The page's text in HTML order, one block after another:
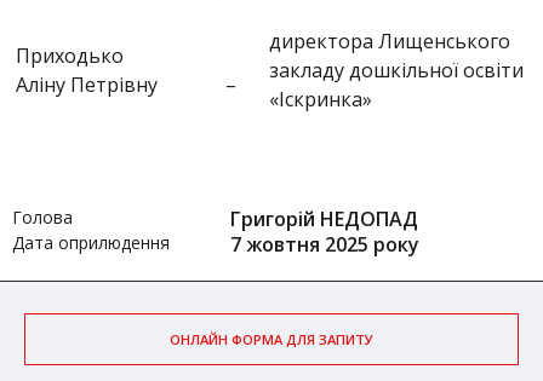
Приходько
Аліну Петрівну
–
директора Лищенського
закладу дошкільної освіти
«Іскринка»
Голова Григорій НЕДОПАД
Дата оприлюдення 7 жовтня 2025 року
ОНЛАЙН ФОРМА ДЛЯ ЗАПИТУ